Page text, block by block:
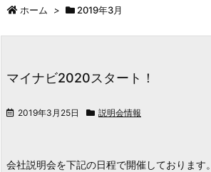
ホーム > 2019年3月
マイナビ2020スタート！
2019年3月25日 説明会情報
会社説明会を下記の日程で開催しております。